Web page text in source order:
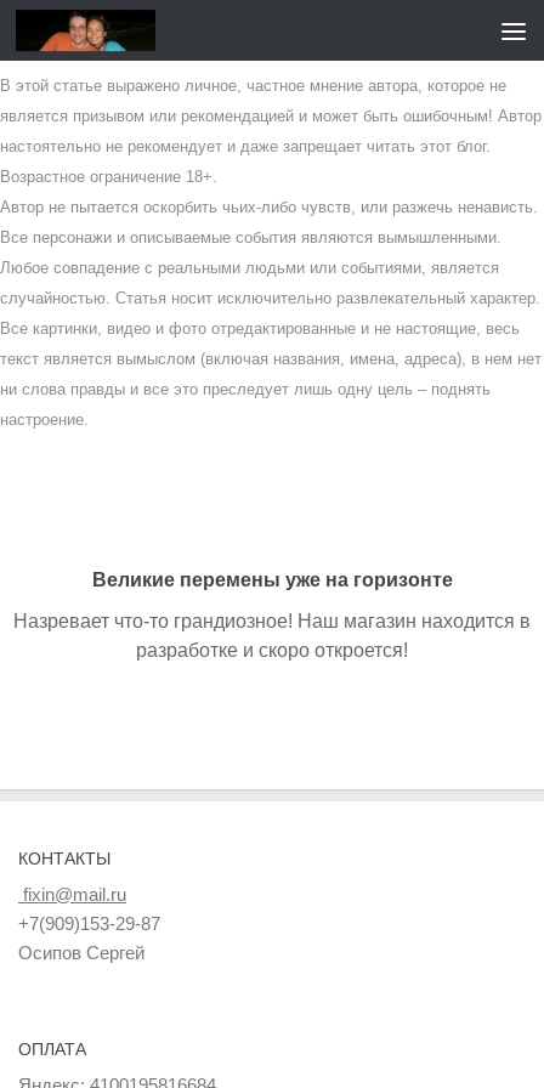
Перейти к содержимому
В этой статье выражено личное, частное мнение автора, которое не
является призывом или рекомендацией и может быть ошибочным! Автор
настоятельно не рекомендует и даже запрещает читать этот блог.
Возрастное ограничение 18+.
Автор не пытается оскорбить чьих-либо чувств, или разжечь ненависть.
Все персонажи и описываемые события являются вымышленными.
Любое совпадение с реальными людьми или событиями, является
случайностью. Статья носит исключительно развлекательный характер.
Все картинки, видео и фото отредактированные и не настоящие, весь
текст является вымыслом (включая названия, имена, адреса), в нем нет
ни слова правды и все это преследует лишь одну цель – поднять
настроение.
Великие перемены уже на горизонте
Назревает что-то грандиозное! Наш магазин находится в
разработке и скоро откроется!
КОНТАКТЫ
fixin@mail.ru
+7(909)153-29-87
Осипов Сергей
ОПЛАТА